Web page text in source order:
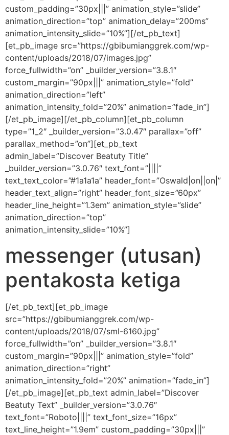
custom_padding=”30px|||” animation_style=”slide”
animation_direction=”top” animation_delay=”200ms”
animation_intensity_slide=”10%”][/et_pb_text]
[et_pb_image src=”https://gbibumianggrek.com/wp-
content/uploads/2018/07/images.jpg”
force_fullwidth=”on” _builder_version=”3.8.1″
custom_margin=”90px|||” animation_style=”fold”
animation_direction=”left”
animation_intensity_fold=”20%” animation=”fade_in”]
[/et_pb_image][/et_pb_column][et_pb_column
type=”1_2″ _builder_version=”3.0.47″ parallax=”off”
parallax_method=”on”][et_pb_text
admin_label=”Discover Beatuty Title”
_builder_version=”3.0.76″ text_font=”||||”
text_text_color=”#1a1a1a” header_font=”Oswald|on||on|”
header_text_align=”right” header_font_size=”60px”
header_line_height=”1.3em” animation_style=”slide”
animation_direction=”top”
animation_intensity_slide=”10%”]
messenger (utusan)
pentakosta ketiga
[/et_pb_text][et_pb_image
src=”https://gbibumianggrek.com/wp-
content/uploads/2018/07/sml-6160.jpg”
force_fullwidth=”on” _builder_version=”3.8.1″
custom_margin=”90px|||” animation_style=”fold”
animation_direction=”right”
animation_intensity_fold=”20%” animation=”fade_in”]
[/et_pb_image][et_pb_text admin_label=”Discover
Beatuty Text” _builder_version=”3.0.76″
text_font=”Roboto||||” text_font_size=”16px”
text_line_height=”1.9em” custom_padding=”30px|||”